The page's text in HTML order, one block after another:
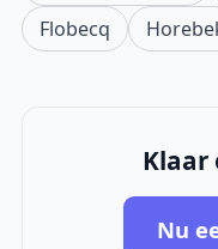
Flobecq
Klaar
Nu